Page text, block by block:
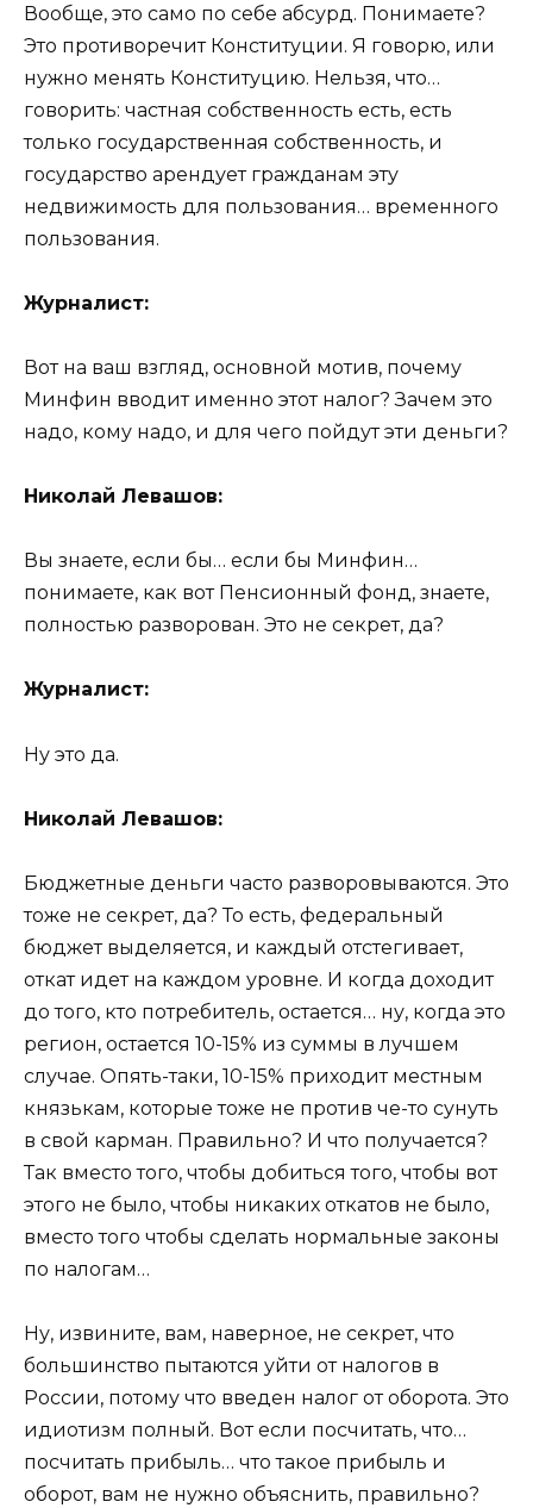
Вообще, это само по себе абсурд. Понимаете?
Это противоречит Конституции. Я говорю, или
нужно менять Конституцию. Нельзя, что…
говорить: частная собственность есть, есть
только государственная собственность, и
государство арендует гражданам эту
недвижимость для пользования… временного
пользования.
Журналист:
Вот на ваш взгляд, основной мотив, почему
Минфин вводит именно этот налог? Зачем это
надо, кому надо, и для чего пойдут эти деньги?
Николай Левашов:
Вы знаете, если бы… если бы Минфин…
понимаете, как вот Пенсионный фонд, знаете,
полностью разворован. Это не секрет, да?
Журналист:
Ну это да.
Николай Левашов:
Бюджетные деньги часто разворовываются. Это
тоже не секрет, да? То есть, федеральный
бюджет выделяется, и каждый отстегивает,
откат идет на каждом уровне. И когда доходит
до того, кто потребитель, остается… ну, когда это
регион, остается 10-15% из суммы в лучшем
случае. Опять-таки, 10-15% приходит местным
князькам, которые тоже не против че-то сунуть
в свой карман. Правильно? И что получается?
Так вместо того, чтобы добиться того, чтобы вот
этого не было, чтобы никаких откатов не было,
вместо того чтобы сделать нормальные законы
по налогам…
Ну, извините, вам, наверное, не секрет, что
большинство пытаются уйти от налогов в
России, потому что введен налог от оборота. Это
идиотизм полный. Вот если посчитать, что…
посчитать прибыль… что такое прибыль и
оборот, вам не нужно объяснить, правильно?